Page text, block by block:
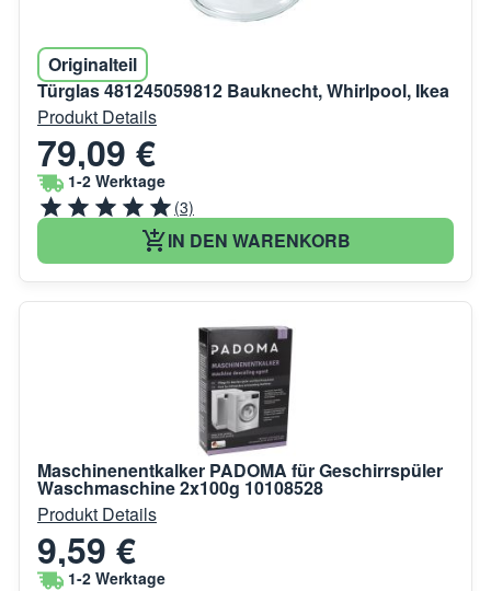
Originalteil
Türglas 481245059812 Bauknecht, Whirlpool, Ikea
Produkt Details
79,09 €
1-2 Werktage
(3)
IN DEN WARENKORB
Maschinenentkalker PADOMA für Geschirrspüler
Waschmaschine 2x100g 10108528
Produkt Details
9,59 €
1-2 Werktage